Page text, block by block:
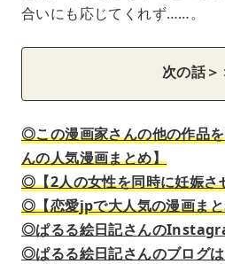
合いにも応じてくれず……。
次の話＞
◎この漫画家さんの他の作品
んの人気漫画まとめ】
◎【2人の女性を同時に妊娠さ
◎【恋愛jpで大人気の漫画ま
◎ぱるる絵日記さんの
◎ぱるる絵日記さんのブログ